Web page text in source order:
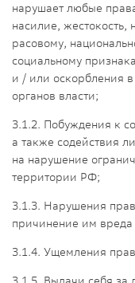
нарушает любые
насилие,
расовому,
социальному
и / или оскорбления
органов власти;
3.1.2. Побуждения к
а также содействия
на нарушение
территории РФ;
3.1.3. Нарушения
причинение им
3.1.4. Ущемления